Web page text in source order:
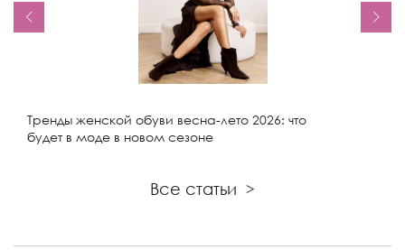
Тренды женской обуви весна-лето 2026: что
будет в моде в новом сезоне
Все статьи >